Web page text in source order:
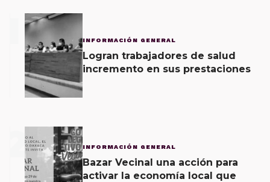
INFORMACIÓN GENERAL
Logran trabajadores de salud
incremento en sus prestaciones
2 INFORMACIÓN GENERAL
Bazar Vecinal una acción para
activar la economía local que